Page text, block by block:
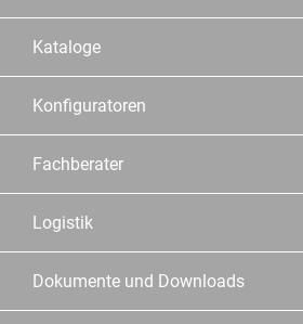
Kataloge
Konfiguratoren
Fachberater
Logistik
Dokumente und Downloads